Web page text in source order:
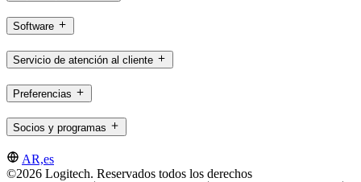
Software
Servicio de atención al cliente
Preferencias
Socios y programas
AR,es
©2026 Logitech. Reservados todos los derechos